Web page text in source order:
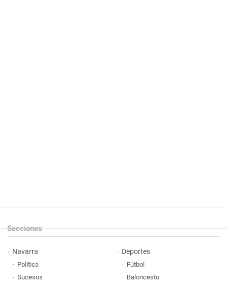
Secciones
Navarra
Política
Sucesos
Deportes
Fútbol
Baloncesto